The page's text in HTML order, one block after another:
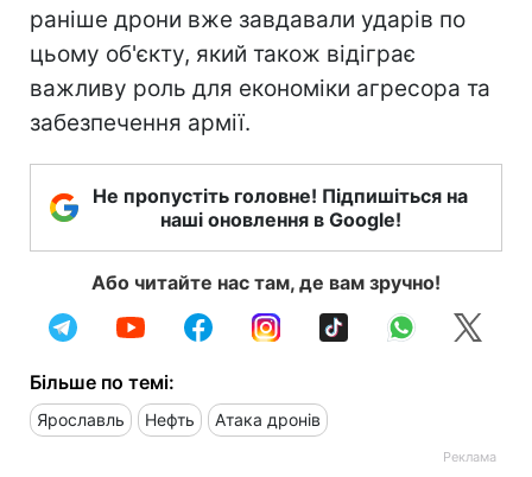
раніше дрони вже завдавали ударів по
цьому об'єкту, який також відіграє
важливу роль для економіки агресора та
забезпечення армії.
Не пропустіть головне! Підпишіться на
наші оновлення в Google!
Або читайте нас там, де вам зручно!
Більше по темі:
Ярославль Нефть Атака дронів